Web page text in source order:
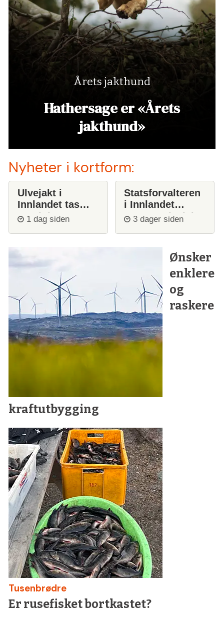
Årets jakthund
Hathersage er «Årets
jakthund»
Nyheter i kortform:
Ulvejakt i
Innlandet tas
opp igjen
1 dag siden
Statsforvalteren
i Innlandet
stanser ulvejakt
3 dager siden
Ønsker
enklere
og
raskere
kraftutbygging
Tusenbrødre
Er rusefisket bortkastet?